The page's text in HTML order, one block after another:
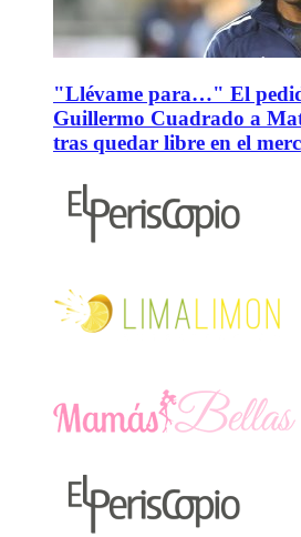
"Llévame para…" El
Guillermo Cuadrado a
tras quedar libre en el